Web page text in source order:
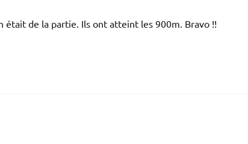
était de la partie. Ils ont atteint les 900m. Bravo !!